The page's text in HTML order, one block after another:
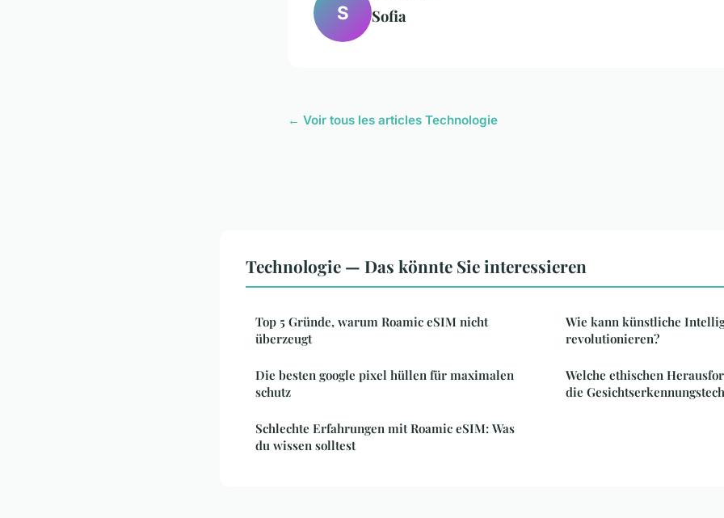
S Sofia
← Voir tous les articles Technologie
Technologie — Das könnte Sie interessieren
Top 5 Gründe, warum Roamic eSIM nicht
überzeugt
Die besten google pixel hüllen für maximalen
schutz
Schlechte Erfahrungen mit Roamic eSIM: Was
du wissen solltest
Wie kann künstliche
revolutionieren?
Welche ethischen
die